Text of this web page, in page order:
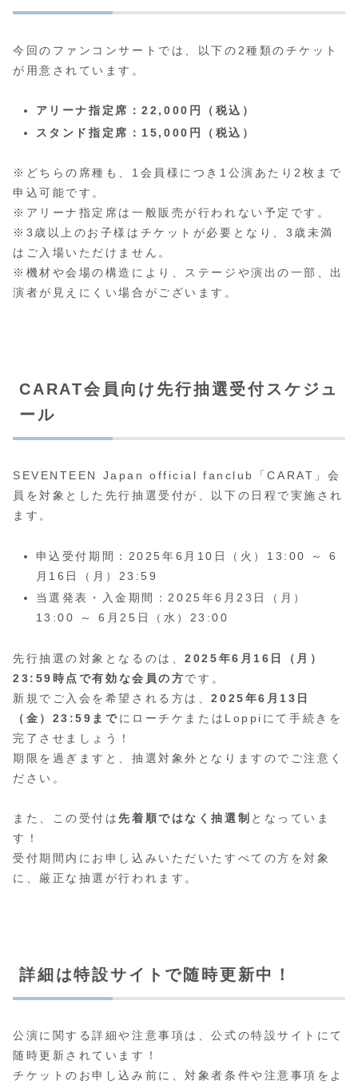
今回のファンコンサートでは、以下の2種類のチケット
が用意されています。
アリーナ指定席：22,000円（税込）
スタンド指定席：15,000円（税込）
※どちらの席種も、1会員様につき1公演あたり2枚まで
申込可能です。
※アリーナ指定席は一般販売が行われない予定です。
※3歳以上のお子様はチケットが必要となり、3歳未満
はご入場いただけません。
※機材や会場の構造により、ステージや演出の一部、出
演者が見えにくい場合がございます。
CARAT会員向け先行抽選受付スケジュ
ール
SEVENTEEN Japan official fanclub「CARAT」会
員を対象とした先行抽選受付が、以下の日程で実施され
ます。
申込受付期間：2025年6月10日（火）13:00 ～ 6
月16日（月）23:59
当選発表・入金期間：2025年6月23日（月）
13:00 ～ 6月25日（水）23:00
先行抽選の対象となるのは、2025年6月16日（月）
23:59時点で有効な会員の方です。
新規でご入会を希望される方は、2025年6月13日
（金）23:59までにローチケまたはLoppiにて手続きを
完了させましょう！
期限を過ぎますと、抽選対象外となりますのでご注意く
ださい。
また、この受付は先着順ではなく抽選制 となっていま
す！
受付期間内にお申し込みいただいたすべての方を対象
に、厳正な抽選が行われます。
詳細は特設サイトで随時更新中！
公演に関する詳細や注意事項は、公式の特設サイトにて
随時更新されています！
チケットのお申し込み前に、対象者条件や注意事項をよ